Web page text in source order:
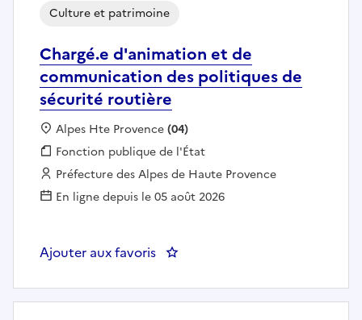
Chargé.e d'animation et de
communication des politiques de
sécurité routière
Culture et patrimoine
Localisation :
Alpes Hte Provence(04)
Fonction publique :
Fonction publique de l'État
Employeur :
Préfecture des Alpes de Haute Provence
En ligne depuis le 05 août 2026
Ajouter aux favoris : Chargé.e d'animation et de